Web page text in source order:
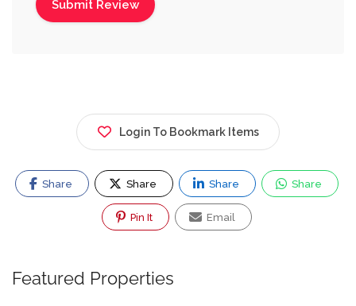
Login To Bookmark Items
Share Share Share Share
Pin It Email
Featured Properties